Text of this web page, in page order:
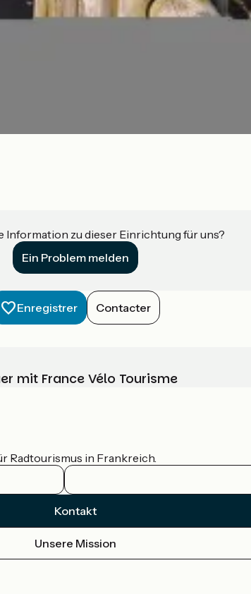
Information zu dieser Einrichtung für uns?
Ein Problem melden
Enregistrer Contacter
mit France Vélo Tourisme
Radtourismus in Frankreich.
Kontakt
Unsere Mission